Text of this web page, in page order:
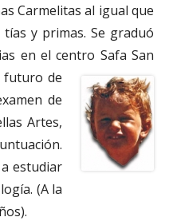
Carmelitas al igual que
y primas. Se graduó
en el centro Safa San
futuro de
de
Artes,
estudiar
(A la